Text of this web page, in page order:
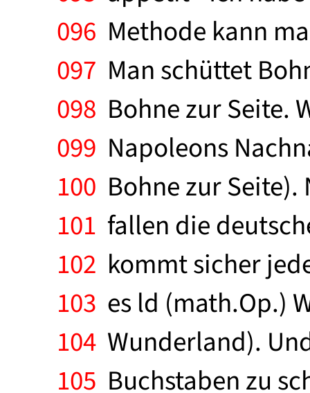
096 Methode kann
097 Man schüttet
098 Bohne zur Seite.
099 Napoleons
100 Bohne zur
101 fallen die
102 kommt sicher
103 es ld (math.Op.)
104 Wunderland).
105 Buchstaben zu